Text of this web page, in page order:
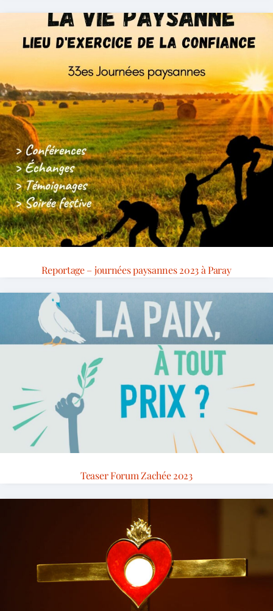
Reportage – journées paysannes 2023 à Paray
Teaser Forum Zachée 2023